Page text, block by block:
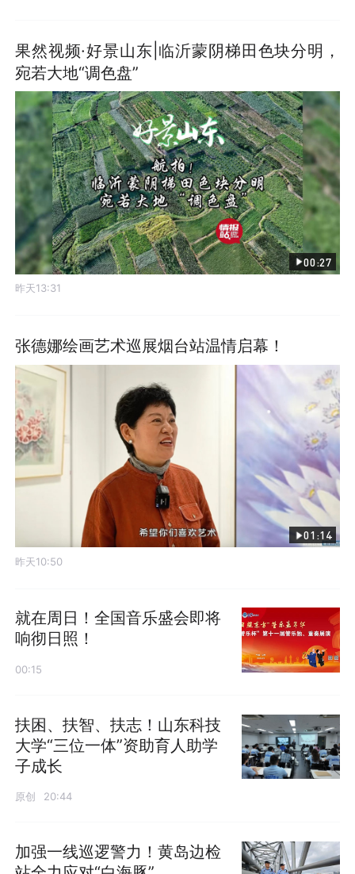
果然视频·好景山东|临沂蒙阴梯田色块分明，
宛若大地“调色盘”
00:27
昨天13:31
张德娜绘画艺术巡展烟台站温情启幕！
01:14
昨天10:50
就在周日！全国音乐盛会即将
响彻日照！
00:15
扶困、扶智、扶志！山东科技
大学“三位一体”资助育人助学
子成长
原创 20:44
加强一线巡逻警力！黄岛边检